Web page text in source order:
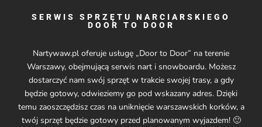
SERWIS SPRZĘTU NARCIARSKIEGO
DOOR TO DOOR
Nartywaw.pl oferuje usługę „Door to Door” na terenie
Warszawy, obejmującą serwis nart i snowboardu. Możesz
dostarczyć nam swój sprzęt w trakcie swojej trasy, a gdy
będzie gotowy, odwieziemy go pod wskazany adres. Dzięki
temu zaoszczędzisz czas na uniknięcie warszawskich korków, a
twój sprzęt będzie gotowy przed planowanym wyjazdem! 🙂